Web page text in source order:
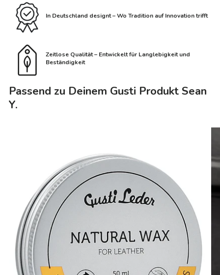
In Deutschland designt – Wo Tradition auf Innovation trifft
Zeitlose Qualität – Entwickelt für Langlebigkeit und
Beständigkeit
Passend zu Deinem Gusti Produkt Sean
Y.